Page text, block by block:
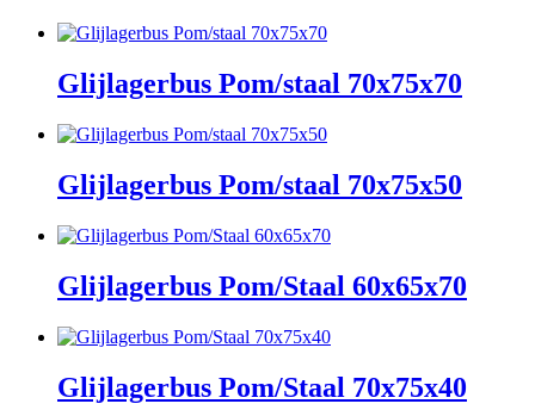
Glijlagerbus Pom/staal 70x75x70
Glijlagerbus Pom/staal 70x75x50
Glijlagerbus Pom/Staal 60x65x70
Glijlagerbus Pom/Staal 70x75x40